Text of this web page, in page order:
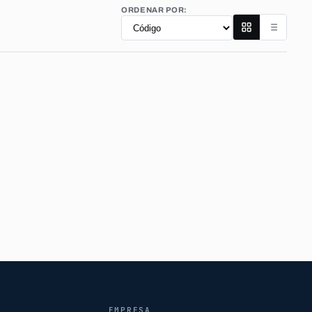
ORDENAR POR:
EMPRESA